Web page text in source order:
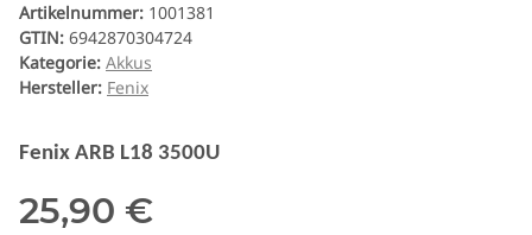
Artikelnummer: 1001381
GTIN: 6942870304724
Kategorie: Akkus
Hersteller: Fenix
Fenix ARB L18 3500U
25,90 €